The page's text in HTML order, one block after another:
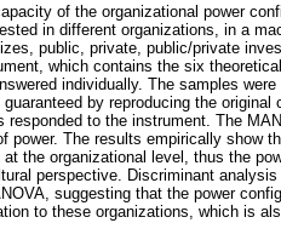
of the organizational power
in different organizations, in a
public, private, public/private
which contains the six
individually. The samples
by reproducing the
to the instrument. The
The results empirically show
the organizational level, thus the
perspective. Discriminant
suggesting that the power
to these organizations, which is